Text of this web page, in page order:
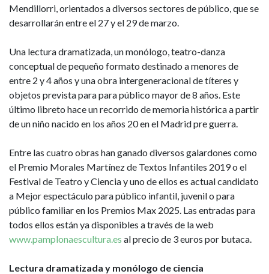
Mendillorri, orientados a diversos sectores de público, que se
desarrollarán entre el 27 y el 29 de marzo.
Una lectura dramatizada, un monólogo, teatro-danza
conceptual de pequeño formato destinado a menores de
entre 2 y 4 años y una obra intergeneracional de títeres y
objetos prevista para para público mayor de 8 años. Este
último libreto hace un recorrido de memoria histórica a partir
de un niño nacido en los años 20 en el Madrid pre guerra.
Entre las cuatro obras han ganado diversos galardones como
el Premio Morales Martínez de Textos Infantiles 2019 o el
Festival de Teatro y Ciencia y uno de ellos es actual candidato
a Mejor espectáculo para público infantil, juvenil o para
público familiar en los Premios Max 2025. Las entradas para
todos ellos están ya disponibles a través de la web
www.pamplonaescultura.es al precio de 3 euros por butaca.
Lectura dramatizada y monólogo de ciencia